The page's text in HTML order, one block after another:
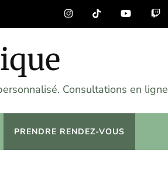
Consultations en ligne
PRENDRE RENDEZ-VOUS